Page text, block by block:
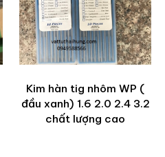
Kim hàn tig nhôm WP (
đầu xanh) 1.6 2.0 2.4 3.2
chất lượng cao